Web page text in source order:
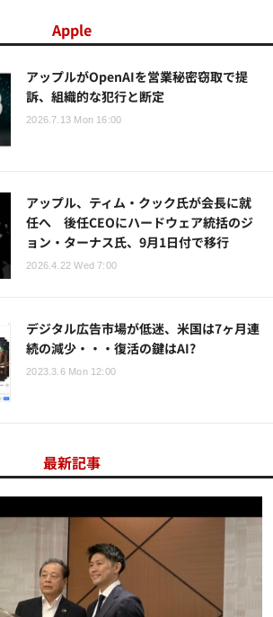
Apple
アップルがOpenAIを営業秘密窃取で提
訴、組織的な犯行と断定
2026.7.13 Mon 16:00
アップル、ティム・クック氏が会長に就
任へ 後任CEOにハードウェア統括のジ
ョン・ターナス氏、9月1日付で移行
2026.4.22 Wed 7:00
デジタル広告市場が低迷、米国は7ヶ月連
続の減少・・・復活の鍵はAI?
2023.3.6 Mon 12:00
最新記事